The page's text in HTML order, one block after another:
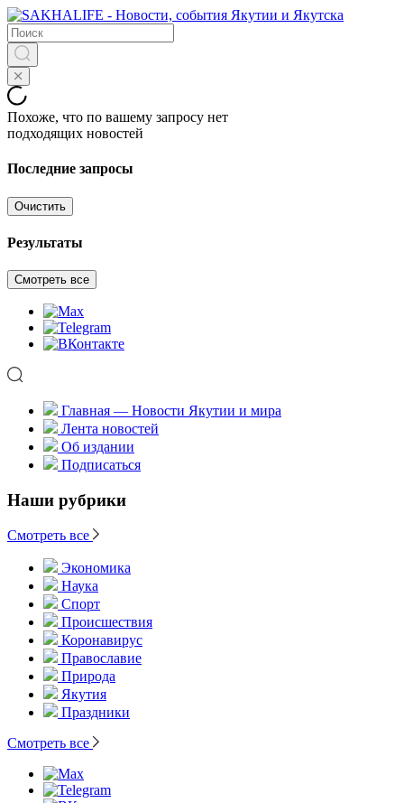
Похоже, что по вашему запросу нет
подходящих новостей
Последние запросы
Очистить
Результаты
Смотреть все
Главная — Новости Якутии и мира
Лента новостей
Об издании
Подписаться
Наши рубрики
Смотреть все
Экономика
Наука
Спорт
Происшествия
Коронавирус
Православие
Природа
Якутия
Праздники
Смотреть все